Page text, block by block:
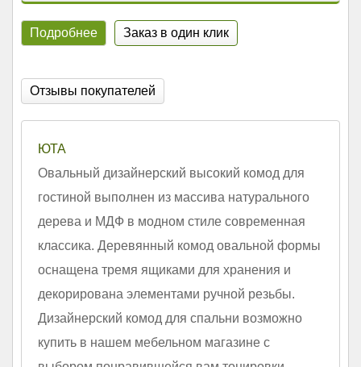
Подробнее Заказ в один клик
Отзывы покупателей
ЮТА
Овальный дизайнерский высокий комод для
гостиной выполнен из массива натурального
дерева и МДФ в модном стиле современная
классика. Деревянный комод овальной формы
оснащена тремя ящиками для хранения и
декорирована элементами ручной резьбы.
Дизайнерский комод для спальни возможно
купить в нашем мебельном магазине с